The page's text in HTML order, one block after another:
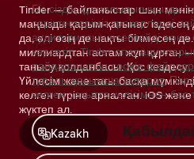
Tinder — байланыстар шын
маңызды қарым-қатынас іздесең
да, әлі өзің де нақты білмесең
миллиардтан астам жұп құрған
танысу қолданбасы. Қос
Үйлесім және тағы басқа
келген түріне арналған. iOS
жүктеп ал.
Kazakh
Біз сіздің құпиялылығыңызды
серіктестеріміз трекерлерді
аудиториясын есептейді және
көрсетіп, Tinder
пайдаланатын cookie
туралы қосымша ақпарат.
келген уақытта келісімнен